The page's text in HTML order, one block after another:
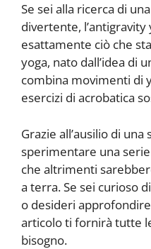
Se sei alla ricerca di
divertente,
esattamente ciò che
yoga, nato dall’idea di
combina movimenti di
esercizi di acrobatica
Grazie all’ausilio di
sperimentare una
che altrimenti
a terra. Se sei curioso
o desideri
articolo ti fornirà tutte
bisogno.